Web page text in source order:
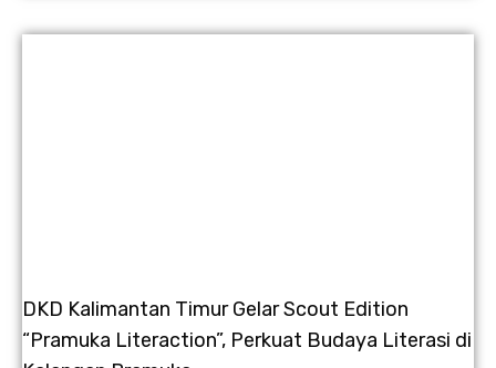
DKD Kalimantan Timur Gelar Scout Edition
“Pramuka Literaction”, Perkuat Budaya Literasi di